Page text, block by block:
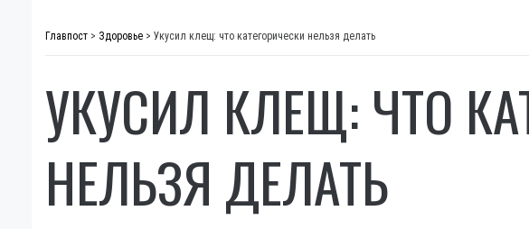
Главпост > Здоровье > Укусил клещ: что категорически нельзя делать
УКУСИЛ КЛЕЩ: ЧТО
НЕЛЬЗЯ ДЕЛАТЬ